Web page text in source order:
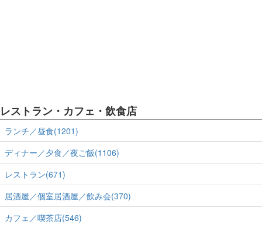
レストラン・カフェ・飲食店
ランチ／昼食(1201)
ディナー／夕食／夜ご飯(1106)
レストラン(671)
居酒屋／個室居酒屋／飲み会(370)
カフェ／喫茶店(546)